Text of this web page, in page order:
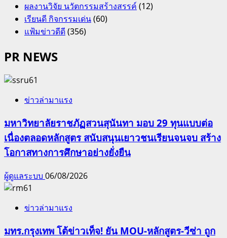
ผลงานวิจัย นวัตกรรมสร้างสรรค์(12)
เรียนดี กิจกรรมเด่น(60)
แฟ้มข่าวดีดี(356)
PR NEWS
ข่าวล่ามาแรง
มหาวิทยาลัยราชภัฏสวนสุนันทา มอบ 29 ทุนแบบต่อ
เนื่องตลอดหลักสูตร สนับสนุนเยาวชนเรียนจนจบ สร้าง
โอกาสทางการศึกษาอย่างยั่งยืน
ผู้ดูแลระบบ 06/08/2026
ข่าวล่ามาแรง
มทร.กรุงเทพ โต้ข่าวเท็จ! ยัน MOU-หลักสูตร-วีซ่า ถูก